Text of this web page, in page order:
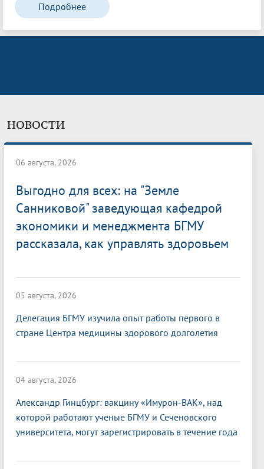
Подробнее
НОВОСТИ
06 августа, 2026
Выгодно для всех: на "Земле
Санниковой" заведующая кафедрой
экономики и менеджмента БГМУ
рассказала, как управлять здоровьем
05 августа, 2026
Делегация БГМУ изучила опыт работы первого в
стране Центра медицины здорового долголетия
04 августа, 2026
Александр Гинцбург: вакцину «Имурон-ВАК», над
которой работают ученые БГМУ и Сеченовского
университета, могут зарегистрировать в течение года